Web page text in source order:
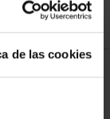
de las cookies